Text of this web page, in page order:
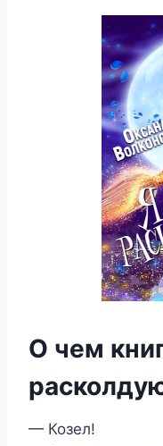
О чем
— Козел!